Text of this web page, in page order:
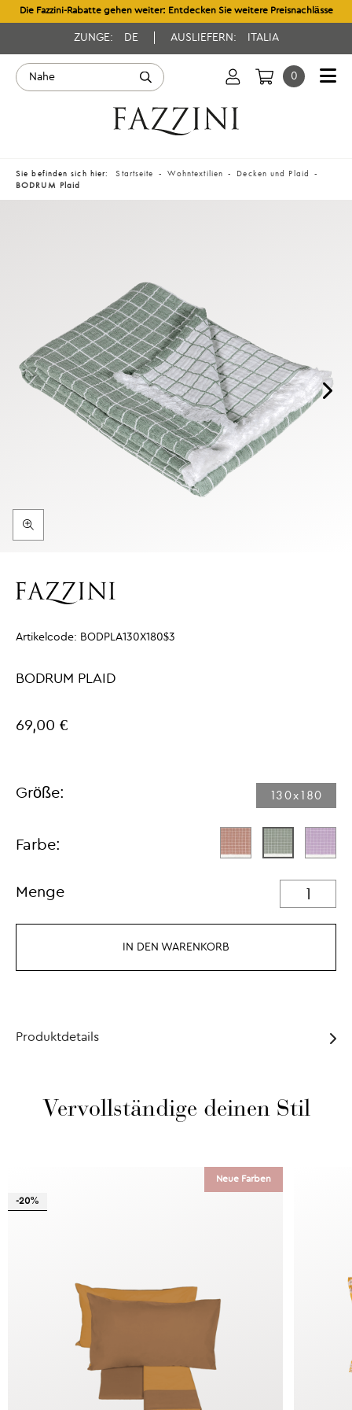
Die Fazzini-Rabatte gehen weiter: Entdecken Sie weitere Preisnachlässe
ZUNGE: DE AUSLIEFERN: ITALIA
0
Sie befinden sich hier: Startseite Wohntextilien
Decken und Plaid
BODRUM Plaid
Artikelcode: BODPLA130X180$3
BODRUM PLAID
69,00 €
Größe: 130x180
Farbe:
Menge
IN DEN WARENKORB
Produktdetails
Vervollständige deinen Stil
-20%
Neue Farben